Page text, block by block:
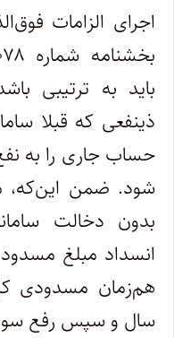
اجرای الزامات
باید به ترتیبی
ذینفعی که قبلا
حساب جاری را به
شود. ضمن این‌که،
بدون دخالت
انسداد مبلغ
هم‌زمان
سال و سپس رفع